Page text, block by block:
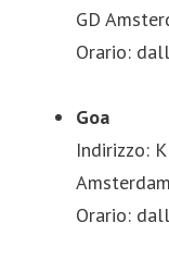
GD
Orario:
Goa
Indirizzo:
Amsterdam
Orario: